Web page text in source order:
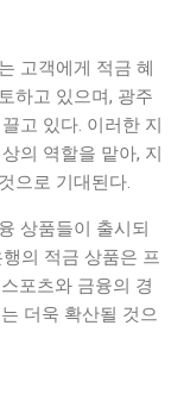
고객에게 적금 혜
하고 있으며, 광주
고 있다. 이러한 지
의 역할을 맡아, 지
으로 기대된다.
상품들이 출시되
의 적금 상품은 프
포츠와 금융의 경
더욱 확산될 것으